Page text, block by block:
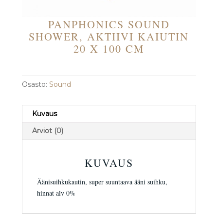
PANPHONICS SOUND
SHOWER, AKTIIVI KAIUTIN
20 X 100 CM
Osasto: Sound
Kuvaus
Arviot (0)
KUVAUS
Äänisuihkukautin, super suuntaava ääni suihku,
hinnat alv 0%